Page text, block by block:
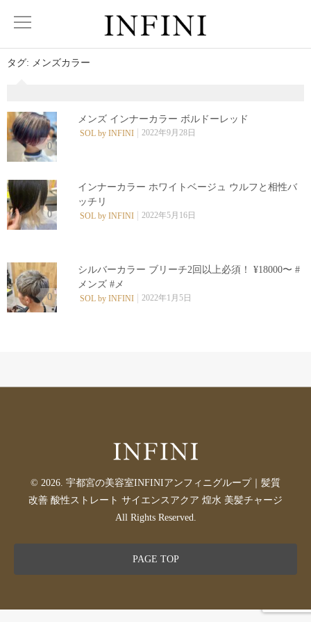
タグ: メンズカラー
0
メンズ インナーカラー ボルドーレッド
SOL by INFINI 2022年9月28日
0
インナーカラー ホワイトベージュ ウルフと相性バ
ッチリ
SOL by INFINI 2022年5月16日
0
シルバーカラー ブリーチ2回以上必須！ ¥18000〜 #
メンズ #メ
SOL by INFINI 2022年1月5日
© 2026. 宇都宮の美容室INFINIアンフィニグループ｜髪質
改善 酸性ストレート サイエンスアクア 煌水 美髪チャージ
All Rights Reserved.
PAGE TOP